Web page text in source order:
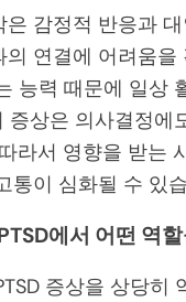
은 감정적 반응과
의 연결에 어려움
능력 때문에 일상
증상은 의사결정
라서 영향을 받는
통이 심화될 수 있
에서 어떤 역
증상을 상당히